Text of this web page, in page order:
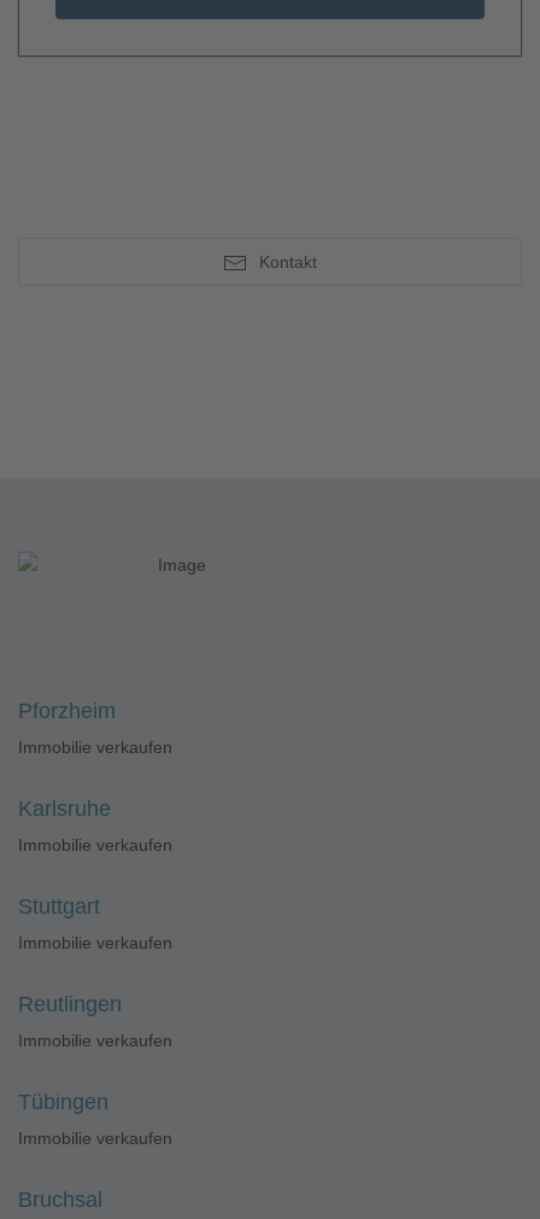
Kontakt
Pforzheim
Immobilie verkaufen
Karlsruhe
Immobilie verkaufen
Stuttgart
Immobilie verkaufen
Reutlingen
Immobilie verkaufen
Tübingen
Immobilie verkaufen
Bruchsal